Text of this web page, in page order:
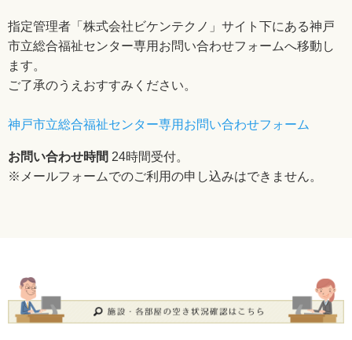
指定管理者「株式会社ビケンテクノ」サイト下にある神戸
市立総合福祉センター専用お問い合わせフォームへ移動し
ます。
ご了承のうえおすすみください。
神戸市立総合福祉センター専用お問い合わせフォーム
お問い合わせ時間 24時間受付。
※メールフォームでのご利用の申し込みはできません。